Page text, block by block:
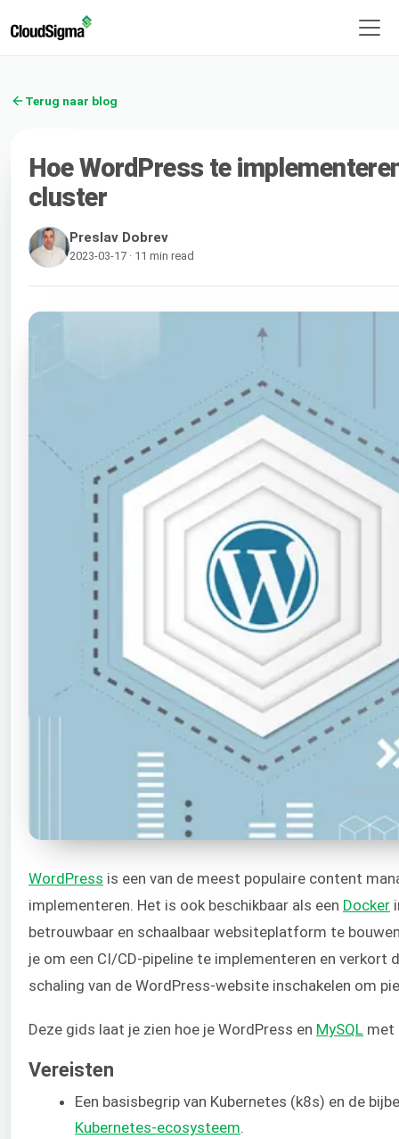
Terug naar blog
Hoe WordPress te
cluster
Preslav Dobrev
2023-03-17 · 11 min read
WordPress is een van de meest populaire content
implementeren. Het is ook beschikbaar als een Docker
betrouwbaar en schaalbaar websiteplatform te
je om een CI/CD-pipeline te implementeren en
schaling van de WordPress-website inschakelen om
Deze gids laat je zien hoe je WordPress en MySQL met
Vereisten
Een basisbegrip van Kubernetes (k8s) en de
Kubernetes-ecosysteem.